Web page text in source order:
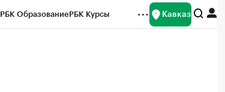
РБК ОбразованиеРБК Курсы Кавказ